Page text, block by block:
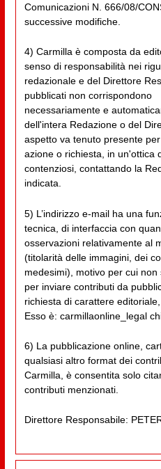
Comunicazioni N. 666/08/
successive modifiche.
4) Carmilla è composta da
senso di responsabilità nei
redazionale e del Direttore
pubblicati non corrispondono
necessariamente e
dell'intera Redazione o del
aspetto va tenuto presente
azione o richiesta, in un'ottica
contenziosi, contattando la
indicata.
5) L’indirizzo e-mail ha una
tecnica, di interfaccia con
osservazioni relativamente al
(titolarità delle immagini, dei
medesimi), motivo per cui
per inviare contributi da
richiesta di carattere
Esso è: carmillaonline_legal
6) La pubblicazione online,
qualsiasi altro format dei
Carmilla, è consentita solo
contributi menzionati.
Direttore Responsabile: